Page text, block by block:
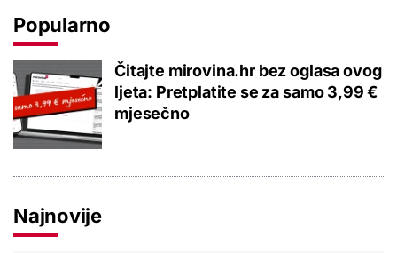
Popularno
Čitajte mirovina.hr bez oglasa ovog
ljeta: Pretplatite se za samo 3,99 €
mjesečno
Najnovije